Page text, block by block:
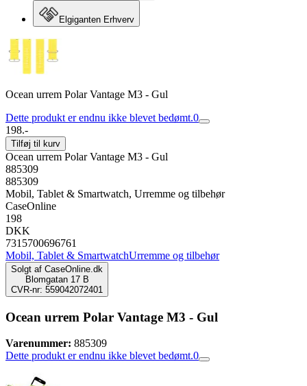
Elgiganten Erhverv
Ocean urrem Polar Vantage M3 - Gul
Dette produkt er endnu ikke blevet bedømt.0
198.-
Tilføj til kurv
Ocean urrem Polar Vantage M3 - Gul
885309
885309
Mobil, Tablet & Smartwatch, Urremme og tilbehør
CaseOnline
198
DKK
7315700696761
Mobil, Tablet & SmartwatchUrremme og tilbehør
Solgt af CaseOnline.dk
Blomgatan 17 B
CVR-nr: 559042072401
Ocean urrem Polar Vantage M3 - Gul
Varenummer: 885309
Dette produkt er endnu ikke blevet bedømt.0